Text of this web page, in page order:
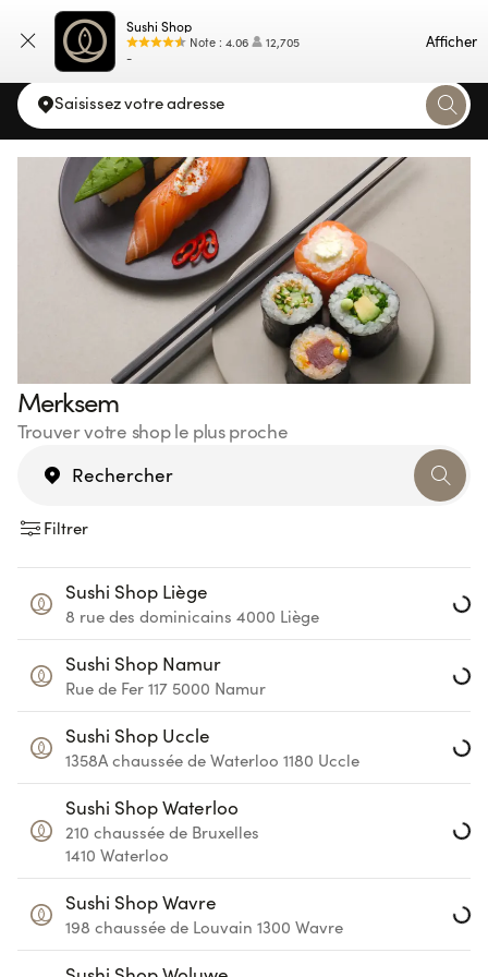
Sushi Shop
Note : 4.06
12,705
-
Afficher
Carte
Saisissez votre adresse
Merksem
Trouver votre shop le plus proche
Filtrer
Sushi Shop Liège
8 rue des dominicains 4000 Liège
Sushi Shop Namur
Rue de Fer 117 5000 Namur
Sushi Shop Uccle
1358A chaussée de Waterloo 1180 Uccle
Sushi Shop Waterloo
210 chaussée de Bruxelles
1410 Waterloo
Sushi Shop Wavre
198 chaussée de Louvain 1300 Wavre